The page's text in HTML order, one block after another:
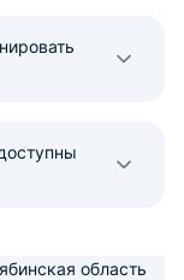
область